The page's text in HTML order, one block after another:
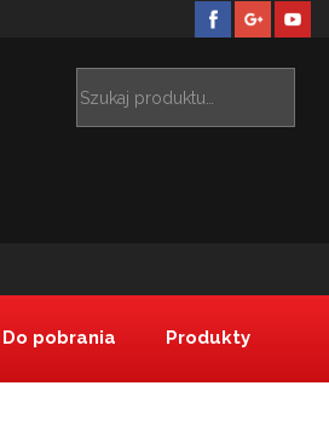
Do pobrania Produkty